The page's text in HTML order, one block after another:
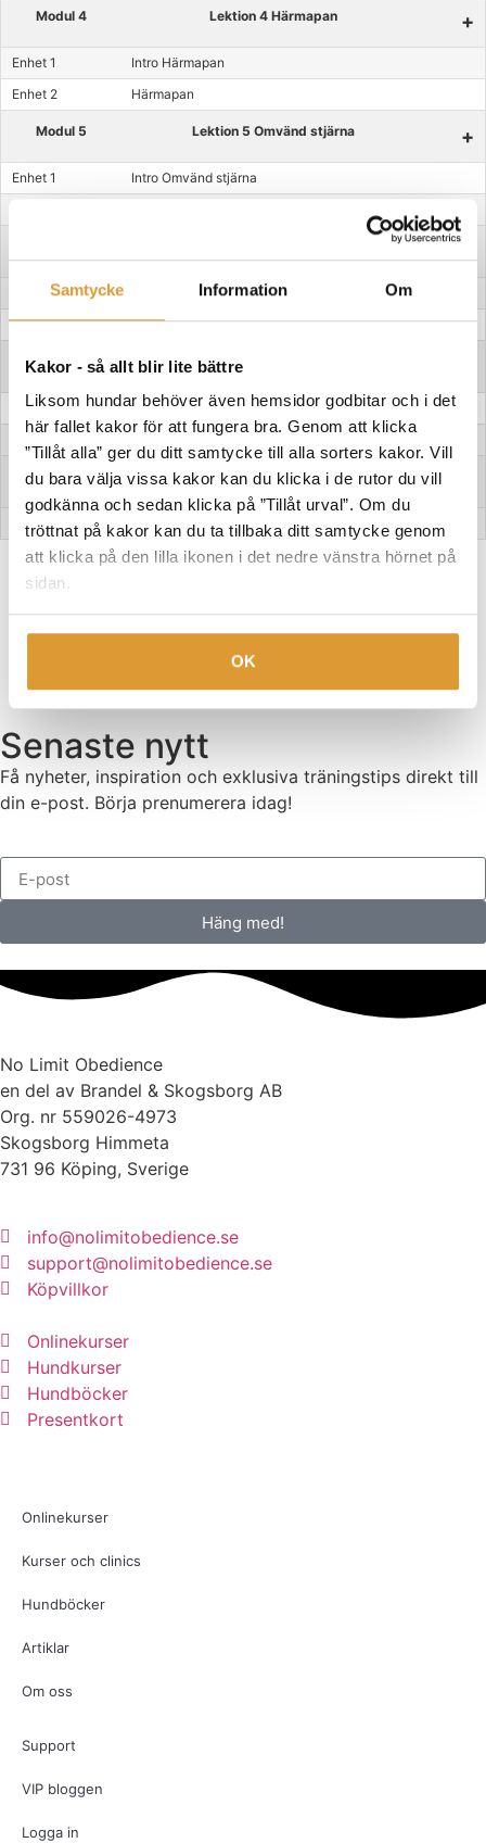
Samtycke Information Om
Kakor - så allt blir lite bättre
Liksom hundar behöver även hemsidor godbitar och i det
här fallet kakor för att fungera bra. Genom att klicka
”Tillåt alla” ger du ditt samtycke till alla sorters kakor. Vill
du bara välja vissa kakor kan du klicka i de rutor du vill
godkänna och sedan klicka på ”Tillåt urval”. Om du
tröttnat på kakor kan du ta tillbaka ditt samtycke genom
att klicka på den lilla ikonen i det nedre vänstra hörnet på
sidan.
OK
Modul 4 Lektion 4 Härmapan +
Enhet 1
Intro Härmapan
Enhet 2
Härmapan
Modul 5 Lektion 5 Omvänd stjärna +
Enhet 1
Intro Omvänd stjärna
Enhet 1
Intro T-bana
Enhet 2
T-bana
Modul 7 ABCD Bana
Enhet 1
Intro ABCD
Modul 8 Avslutning
Enhet 1 Tack och fortsättningen efter detta!
Senaste nytt
Få nyheter, inspiration och exklusiva träningstips direkt till
din e-post. Börja prenumerera idag!
Häng med!
No Limit Obedience
en del av Brandel & Skogsborg AB
Org. nr 559026-4973
Skogsborg Himmeta
731 96 Köping, Sverige
info@nolimitobedience.se
support@nolimitobedience.se
Köpvillkor
Onlinekurser
Hundkurser
Hundböcker
Presentkort
Onlinekurser
Kurser och clinics
Hundböcker
Artiklar
Om oss
Support
VIP bloggen
Logga in